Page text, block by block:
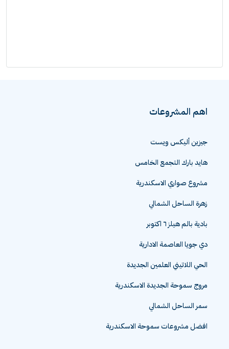
اهم المشروعات
جيزين أليكس ويست
هايد بارك التجمع الخامس
مشروع صواري الاسكندرية
زهرة الساحل الشمالي
بادية بالم هيلز ٦ اكتوبر
دي جويا العاصمة الادارية
الحي اللاتيني العلمين الجديدة
مروج سموحة الجديدة الاسكندرية
سمر الساحل الشمالي
افضل مشروعات سموحة الاسكندرية